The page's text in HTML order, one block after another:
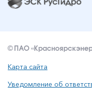
© ПАО
Карта сайта
Уведомление об